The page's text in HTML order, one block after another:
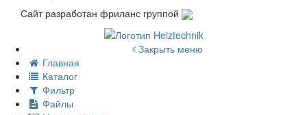
Сайт разработан фриланс группой
Закрыть меню
Главная
Каталог
Фильтр
Файлы